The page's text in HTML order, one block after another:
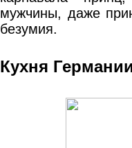
мужчины, даже
безумия.
Кухня